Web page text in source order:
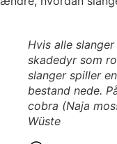
Hvis alle
skadedyr som
slanger spiller
bestand nede.
cobra (Naja
Wüste